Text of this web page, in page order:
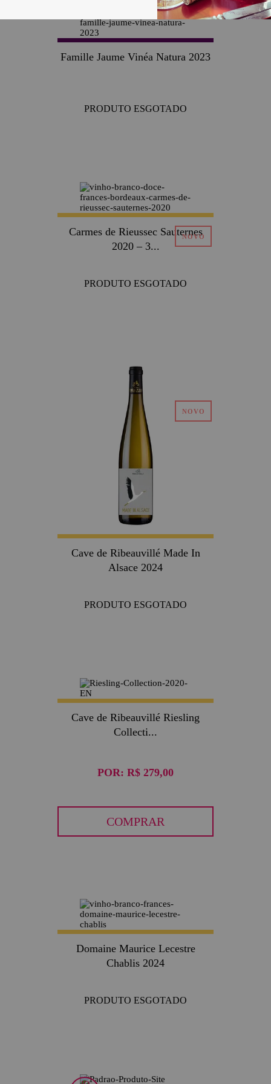
Famille Jaume Vinéa Natura 2023
PRODUTO ESGOTADO
Carmes de Rieussec Sauternes
2020 – 3...
PRODUTO ESGOTADO
Cave de Ribeauvillé Made In
Alsace 2024
PRODUTO ESGOTADO
Cave de Ribeauvillé Riesling
Collecti...
POR: R$ 279,00
COMPRAR
Domaine Maurice Lecestre
Chablis 2024
PRODUTO ESGOTADO